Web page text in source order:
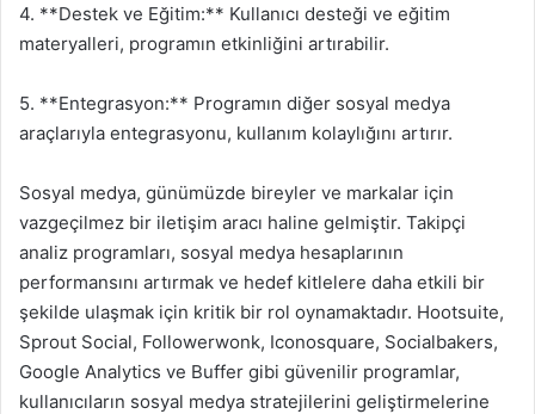
4. **Destek ve Eğitim:** Kullanıcı desteği ve eğitim
materyalleri, programın etkinliğini artırabilir.
5. **Entegrasyon:** Programın diğer sosyal medya
araçlarıyla entegrasyonu, kullanım kolaylığını artırır.
Sosyal medya, günümüzde bireyler ve markalar için
vazgeçilmez bir iletişim aracı haline gelmiştir. Takipçi
analiz programları, sosyal medya hesaplarının
performansını artırmak ve hedef kitlelere daha etkili bir
şekilde ulaşmak için kritik bir rol oynamaktadır. Hootsuite,
Sprout Social, Followerwonk, Iconosquare, Socialbakers,
Google Analytics ve Buffer gibi güvenilir programlar,
kullanıcıların sosyal medya stratejilerini geliştirmelerine